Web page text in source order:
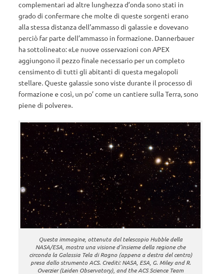
complementari ad altre lunghezza d’onda sono stati in
grado di confermare che molte di queste sorgenti erano
alla stessa distanza dell’ammasso di galassie e dovevano
perciò far parte dell’ammasso in formazione. Dannerbauer
ha sottolineato: «Le nuove osservazioni con APEX
aggiungono il pezzo finale necessario per un completo
censimento di tutti gli abitanti di questa megalopoli
stellare. Queste galassie sono viste durante il processo di
formazione e così, un po’ come un cantiere sulla Terra, sono
piene di polvere».
Questa immagine, ottenuta dal telescopio Hubble della
NASA/ESA, mostra una visione d’insieme della regione che
circonda la Galassia Tela di Ragno (appena a destra del centro)
presa dallo strumento ACS. Crediti: NASA, ESA, G. Miley and R.
Overzier (Leiden Observatory), and the ACS Science Team